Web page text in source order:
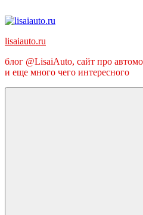
к
lisaiauto.ru
блог @LisaiAuto, сайт про
и еще много чего интересного